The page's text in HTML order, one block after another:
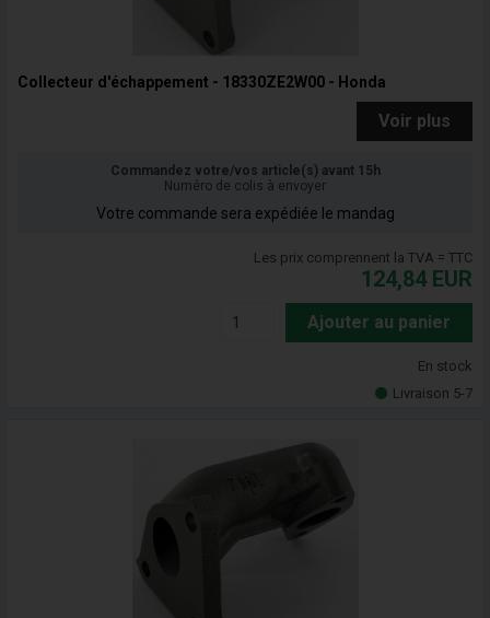
Collecteur d'échappement - 18330ZE2W00 - Honda
Voir plus
Commandez votre/vos article(s) avant 15h
Numéro de colis à envoyer
Votre commande sera expédiée le mandag
Les prix comprennent la TVA = TTC
124,84 EUR
Ajouter au panier
En stock
Livraison 5-7